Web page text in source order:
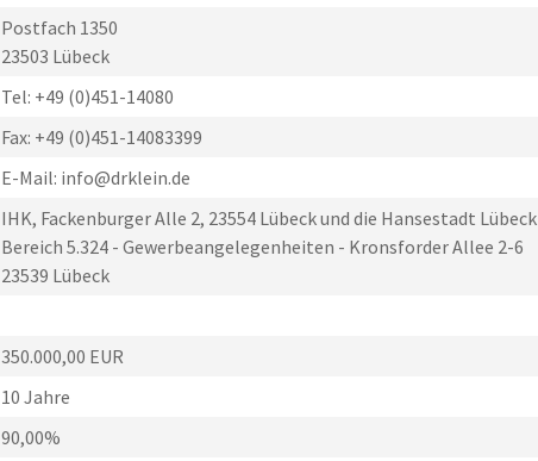
Postfach 1350
23503 Lübeck
Tel: +49 (0)451-14080
Fax: +49 (0)451-14083399
E-Mail: info@drklein.de
IHK, Fackenburger Alle 2, 23554 Lübeck und die Hansestadt Lübeck
Bereich 5.324 - Gewerbeangelegenheiten - Kronsforder Allee 2-6
23539 Lübeck
350.000,00 EUR
10 Jahre
90,00%